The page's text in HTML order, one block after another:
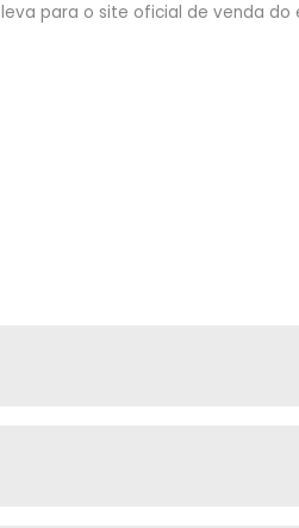
para o site oficial de venda